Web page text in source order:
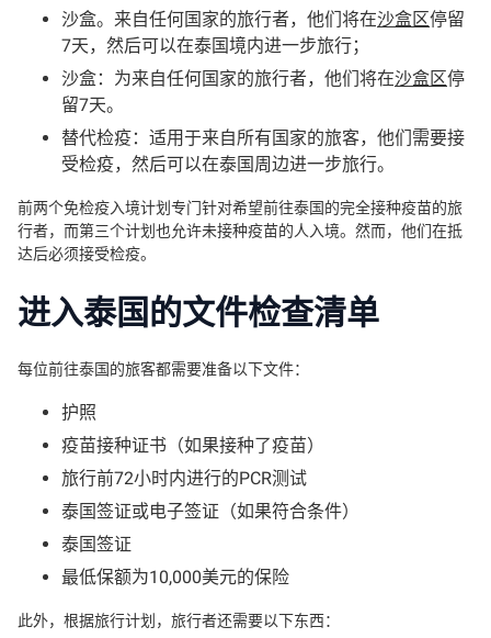
沙盒。来自任何国家的旅行者，他们将在沙盒区停留
7天，然后可以在泰国境内进一步旅行；
沙盒：为来自任何国家的旅行者，他们将在沙盒区停
留7天。
替代检疫：适用于来自所有国家的旅客，他们需要接
受检疫，然后可以在泰国周边进一步旅行。
前两个免检疫入境计划专门针对希望前往泰国的完全接种疫苗的旅
行者，而第三个计划也允许未接种疫苗的人入境。然而，他们在抵
达后必须接受检疫。
进入泰国的文件检查清单
每位前往泰国的旅客都需要准备以下文件：
护照
疫苗接种证书（如果接种了疫苗）
旅行前72小时内进行的PCR测试
泰国签证或电子签证（如果符合条件）
泰国签证
最低保额为10,000美元的保险
此外，根据旅行计划，旅行者还需要以下东西：